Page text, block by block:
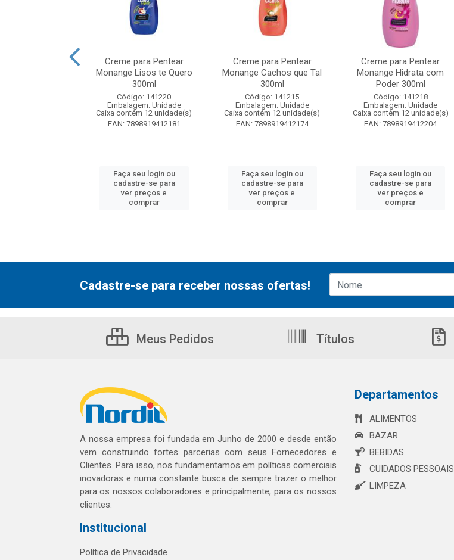
Creme para Pentear
Monange Lisos te Quero
300ml
Código: 141220
Embalagem: Unidade
Caixa contém 12 unidade(s)
EAN: 7898919412181
Faça seu login ou
cadastre-se para
ver preços e
comprar
Creme para Pentear
Monange Cachos que Tal
300ml
Código: 141215
Embalagem: Unidade
Caixa contém 12 unidade(s)
EAN: 7898919412174
Faça seu login ou
cadastre-se para
ver preços e
comprar
Creme para Pentear
Monange Hidrata com
Poder 300ml
Código: 141218
Embalagem: Unidade
Caixa contém 12 unidade(s)
EAN: 7898919412204
Faça seu login ou
cadastre-se para
ver preços e
comprar
Cadastre-se para receber nossas ofertas!
Meus Pedidos Títulos
A nossa empresa foi fundada em Junho de 2000 e desde então
vem construindo fortes parcerias com seus Fornecedores e
Clientes. Para isso, nos fundamentamos em políticas comerciais
inovadoras e numa constante busca de sempre trazer o melhor
para os nossos colaboradores e principalmente, para os nossos
clientes.
Institucional
Política de Privacidade
Departamentos
ALIMENTOS
BAZAR
BEBIDAS
CUIDADOS PESSOAIS
LIMPEZA